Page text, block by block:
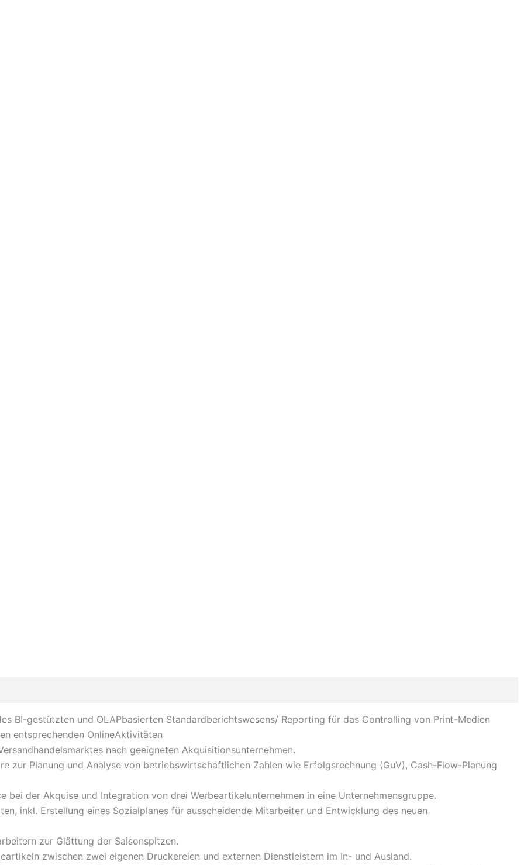
BI-gestützten und OLAPbasierten Standardberichtswesens/ Reporting für das Controlling von Print-Medien
entsprechenden OnlineAktivitäten
nach geeigneten Akquisitionsunternehmen.
zur Planung und Analyse von betriebswirtschaftlichen Zahlen wie Erfolgsrechnung (GuV), Cash-Flow-Planung
bei der Akquise und Integration von drei Werbeartikelunternehmen in eine Unternehmensgruppe.
inkl. Erstellung eines Sozialplanes für ausscheidende Mitarbeiter und Entwicklung des neuen
zur Glättung der Saisonspitzen.
zwischen zwei eigenen Druckereien und externen Dienstleistern im In- und Ausland.